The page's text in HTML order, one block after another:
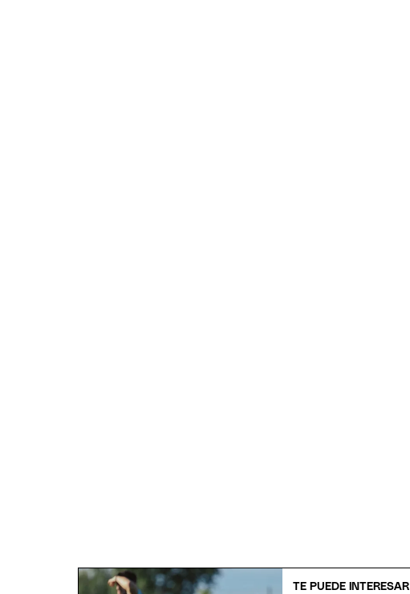
TE PUEDE INTERESAR